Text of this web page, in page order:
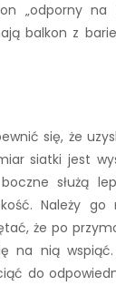
„odporny na
balkon z
się, że
siatki jest
służą
Należy go
że po
na nią wspiąć.
do